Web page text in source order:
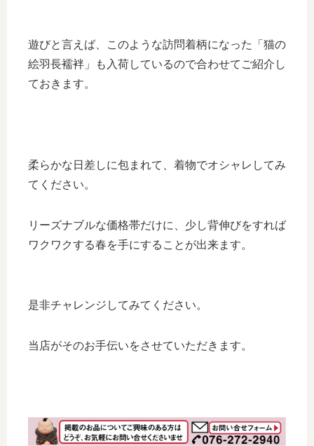
遊びと言えば、このような訪問着柄になった「猫の
絵羽長襦袢」も入荷しているので合わせてご紹介し
ておきます。
柔らかな日差しに包まれて、着物でオシャレしてみ
てください。
リーズナブルな価格帯だけに、少し背伸びをすれば
ワクワクする春を手にすることが出来ます。
是非チャレンジしてみてください。
当店がそのお手伝いをさせていただきます。